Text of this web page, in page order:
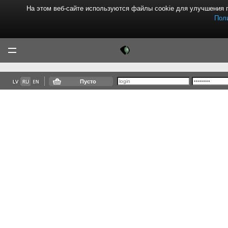
Menu
Пусто
На этом веб-сайте используются файлы cookie для улучшения